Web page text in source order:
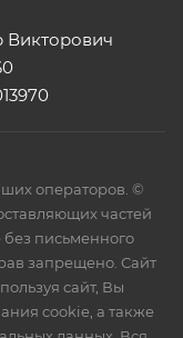
Викторович
операторов. ©
частей
письменного
запрещено. Сайт
сайт, Вы
cookie, а также